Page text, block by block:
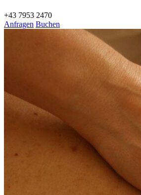
+43 7953 2470
Anfragen Buchen